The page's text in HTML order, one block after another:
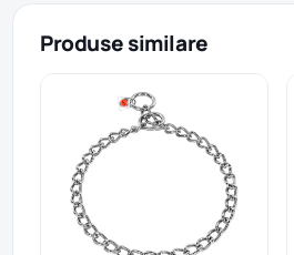
Produse similare